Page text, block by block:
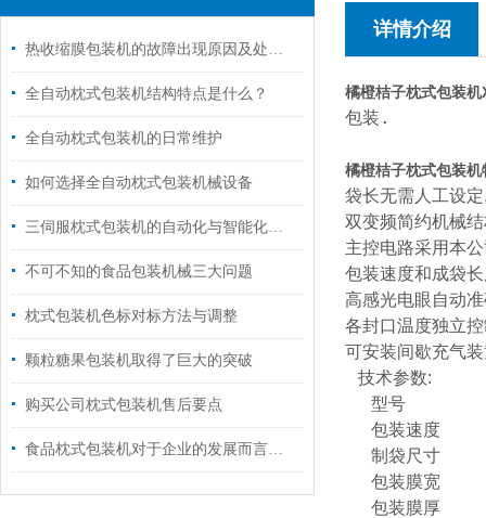
热收缩膜包装机的故障出现原因及处理措施
全自动枕式包装机结构特点是什么？
全自动枕式包装机的日常维护
如何选择全自动枕式包装机械设备
三伺服枕式包装机的自动化与智能化升级路径
不可不知的食品包装机械三大问题
枕式包装机色标对标方法与调整
颗粒糖果包装机取得了巨大的突破
购买公司枕式包装机售后要点
食品枕式包装机对于企业的发展而言是至关重要的
详情介绍
橘橙桔子枕式包装机
包装.
橘橙桔子枕式包装机
袋长无需人工设定
双变频简约机械
主控电路采用本
包装速度和成袋
高感光电眼自动
各封口温度独立
可安装间歇充气
技术参数:
型号
包装速度
制袋尺寸
包装膜宽
包装膜厚